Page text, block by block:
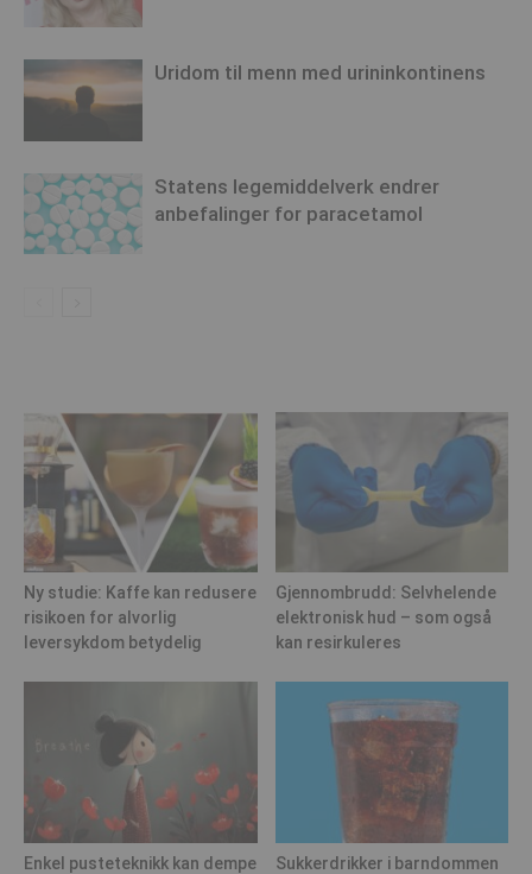
Uridom til menn med urininkontinens
Statens legemiddelverk endrer
anbefalinger for paracetamol
Ny studie: Kaffe kan redusere
risikoen for alvorlig
leversykdom betydelig
Gjennombrudd: Selvhelende
elektronisk hud – som også
kan resirkuleres
Enkel pusteteknikk kan dempe
Sukkerdrikker i barndommen